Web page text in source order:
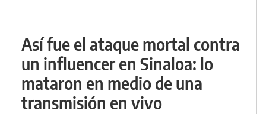
Así fue el ataque mortal contra
un influencer en Sinaloa: lo
mataron en medio de una
transmisión en vivo